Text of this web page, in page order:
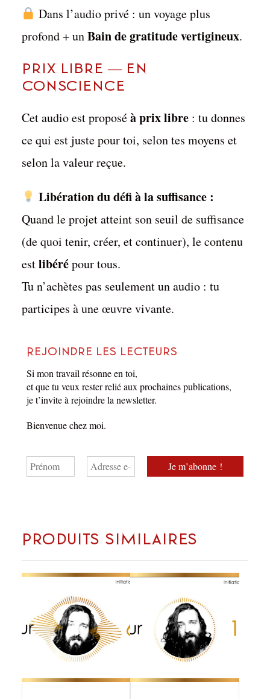
Dans l’audio privé : un voyage plus
profond + unBain de gratitude vertigineux.
Prix libre — en
conscience
Cet audio est proposéà prix libre: tu donnes
ce qui est juste pour toi, selon tes moyens et
selon la valeur reçue.
Libération du défi à la suffisance :
Quand le projet atteint son seuil de suffisance
(de quoi tenir, créer, et continuer), le contenu
estlibérépour tous.
Tu n’achètes pas seulement un audio : tu
participes à une œuvre vivante.
Rejoindre les lecteurs
Si mon travail résonne en toi,
et que tu veux rester relié aux prochaines publications,
je t’invite à rejoindre la newsletter.
Bienvenue chez moi.
Produits similaires